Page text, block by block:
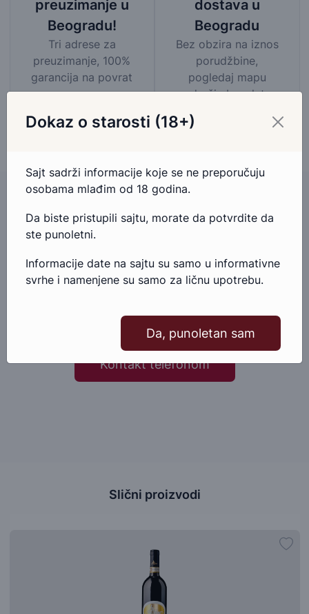
preuzimanje u
Beogradu!
Tri adrese za
preuzimanje, 100%
garancija na povrat
novca.
dostava u
Beogradu
Bez obzira na iznos
porudžbine,
pogledaj mapu
područja besplatne
Imate pitanja u vezi ovog proizvoda?
Ako imate bilo kakva pitanja ili nedoumice u vezi ovog
proizvoda, slobodno nam se obratite.
Pošaljite email
Kontakt telefonom
Slični proizvodi
Dokaz o starosti (18+)
Sajt sadrži informacije koje se ne preporučuju
osobama mlađim od 18 godina.
Da biste pristupili sajtu, morate da potvrdite da
ste punoletni.
Informacije date na sajtu su samo u informativne
svrhe i namenjene su samo za ličnu upotrebu.
Da, punoletan sam